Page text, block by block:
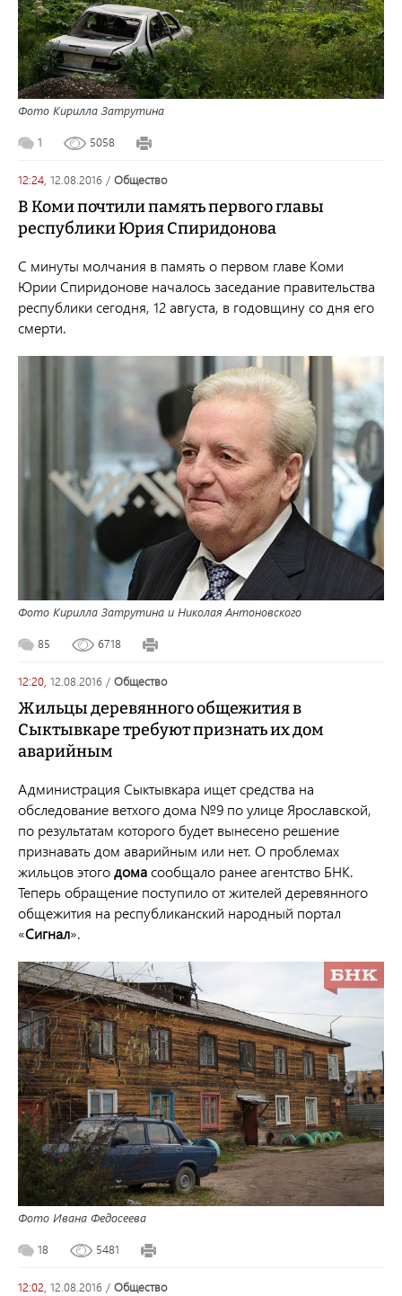
Фото Кирилла Затрутина
1 5058
12:24, 12.08.2016 / общество
В Коми почтили память первого главы
республики Юрия Спиридонова
С минуты молчания в память о первом главе Коми
Юрии Спиридонове началось заседание правительства
республики сегодня, 12 августа, в годовщину со дня его
смерти.
Фото Кирилла Затрутина и Николая Антоновского
85 6718
12:20, 12.08.2016 / общество
Жильцы деревянного общежития в
Сыктывкаре требуют признать их дом
аварийным
Администрация Сыктывкара ищет средства на
обследование ветхого дома №9 по улице Ярославской,
по результатам которого будет вынесено решение
признавать дом аварийным или нет. О проблемах
жильцов этогодомасообщало ранее агентство БНК.
Теперь обращение поступило от жителей деревянного
общежития на республиканский народный портал
«Сигнал».
Фото Ивана Федосеева
18 5481
12:02, 12.08.2016 / общество